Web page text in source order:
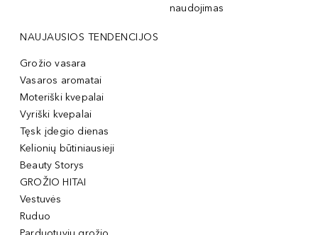
naudojimas
NAUJAUSIOS TENDENCIJOS
Grožio vasara
Vasaros aromatai
Moteriški kvepalai
Vyriški kvepalai
Tęsk įdegio dienas
Kelionių būtiniausieji
Beauty Storys
GROŽIO HITAI
Vestuvės
Ruduo